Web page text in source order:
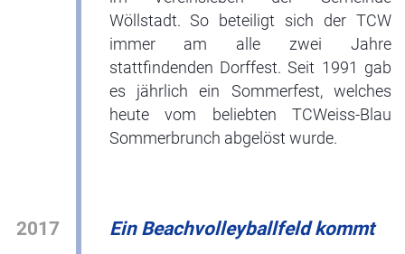
Wöllstadt. So beteiligt sich der TCW
immer am alle zwei Jahre
stattfindenden Dorffest. Seit 1991 gab
es jährlich ein Sommerfest, welches
heute vom beliebten TCWeiss-Blau
Sommerbrunch abgelöst wurde.
2017 Ein Beachvolleyballfeld kommt